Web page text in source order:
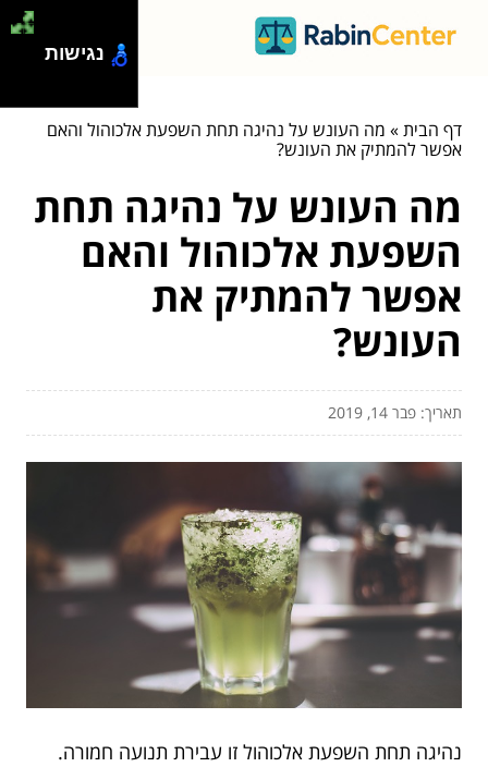
דף הבית» מה העונש על נהיגה תחת השפעת אלכוהול והאם
אפשר להמתיק את העונש?
מה העונש על נהיגה תחת
השפעת אלכוהול והאם
אפשר להמתיק את
העונש?
תאריך: פבר 14, 2019
נהיגה תחת השפעת אלכוהול זו עבירת תנועה חמורה.
נגישות